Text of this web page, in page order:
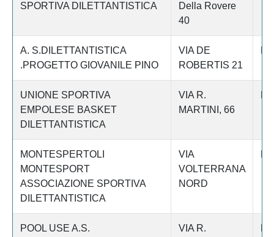
SPORTIVA DILETTANTISTICA
Della Rovere
40
A. S.DILETTANTISTICA
.PROGETTO GIOVANILE PINO
VIA DE
ROBERTIS 21
UNIONE SPORTIVA
EMPOLESE BASKET
DILETTANTISTICA
VIA R.
MARTINI, 66
MONTESPERTOLI
MONTESPORT
ASSOCIAZIONE SPORTIVA
DILETTANTISTICA
VIA
VOLTERRANA
NORD
POOL USE A.S.
VIA R.